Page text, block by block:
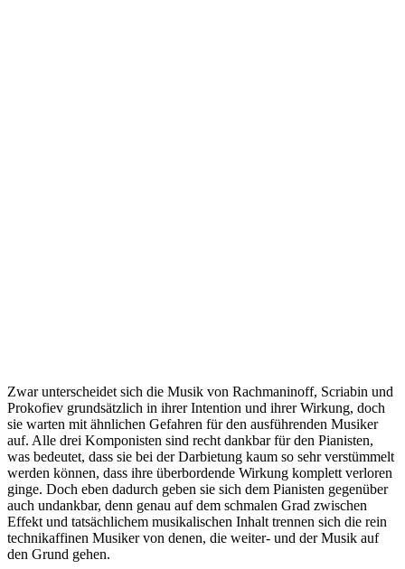
Zwar unterscheidet sich die Musik von Rachmaninoff, Scriabin und
Prokofiev grundsätzlich in ihrer Intention und ihrer Wirkung, doch
sie warten mit ähnlichen Gefahren für den ausführenden Musiker
auf. Alle drei Komponisten sind recht dankbar für den Pianisten,
was bedeutet, dass sie bei der Darbietung kaum so sehr verstümmelt
werden können, dass ihre überbordende Wirkung komplett verloren
ginge. Doch eben dadurch geben sie sich dem Pianisten gegenüber
auch undankbar, denn genau auf dem schmalen Grad zwischen
Effekt und tatsächlichem musikalischen Inhalt trennen sich die rein
technikaffinen Musiker von denen, die weiter- und der Musik auf
den Grund gehen.